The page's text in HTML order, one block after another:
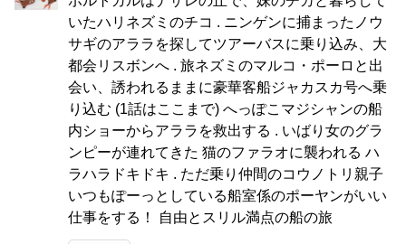
いたハリネズミのチコ . ニンゲンに捕まったノウ
サギのアララを探してツアーバスに乗り込み、大
都会リスボンへ . 旅ネズミのマルコ・ポーロと出
会い、誘われるままに豪華客船ジャカスカ号へ乗
り込む (1話はここまで) へっぽこマジシャンの船
内ショーからアララを救出する . いばり女のグラ
ンピーが連れてきた 猫のファラオに襲われる ハ
ラハラドキドキ . ただ乗り仲間のコウノトリ親子
いつもぽーっとしている船室係のポーヤンがいい
仕事をする！ 自由とスリル満点の船の旅